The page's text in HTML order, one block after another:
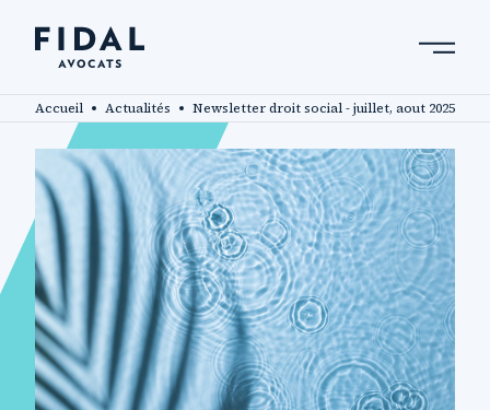
contenu
principal
Accueil Actualités Newsletter droit social - juillet, aout 2025